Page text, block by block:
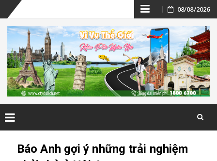
Skip
to
content
08/08/2026
Báo Anh gợi ý những trải nghiệm